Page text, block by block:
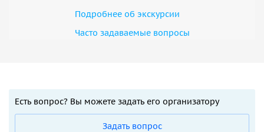
Подробнее об экскурсии
Часто задаваемые вопросы
Есть вопрос? Вы можете задать его организатору
Задать вопрос